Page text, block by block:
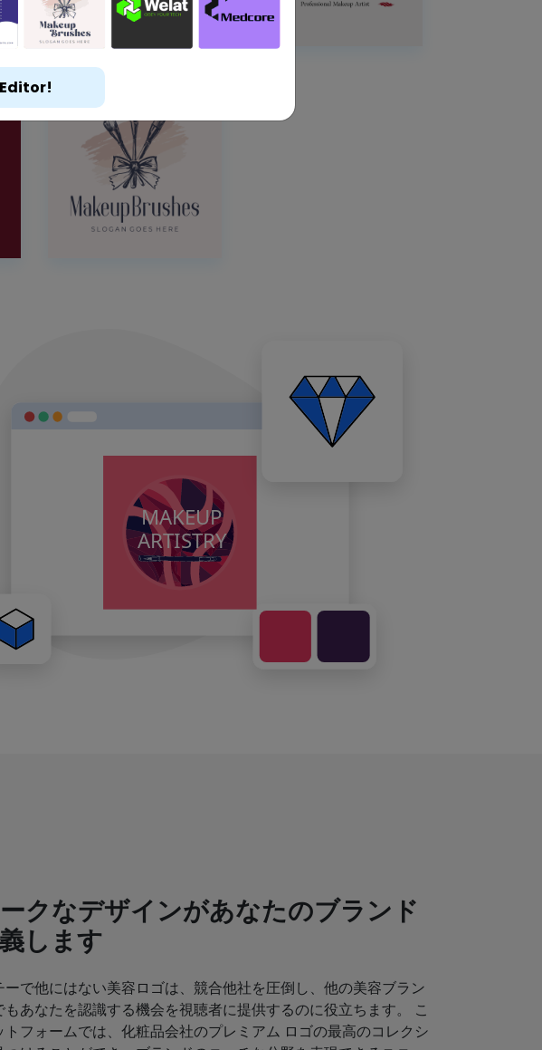
クなデザインがあなたのブランド
します
ーで他にはない美容ロゴは、競合他社を圧倒し、他の美容ブラン
もあなたを認識する機会を視聴者に提供するのに役立ちます。 こ
トフォームでは、化粧品会社のプレミアム ロゴの最高のコレクシ